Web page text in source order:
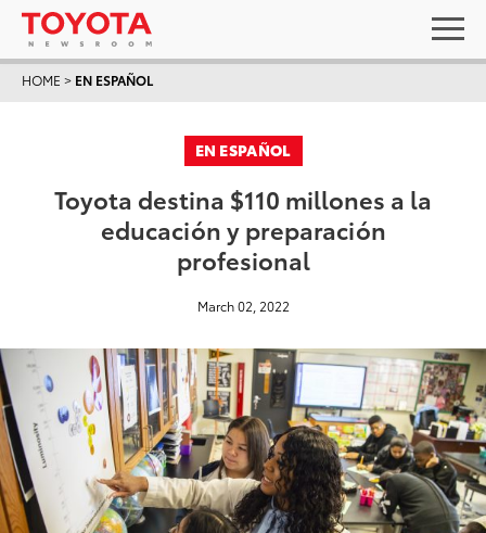
HOME > EN ESPAÑOL
EN ESPAÑOL
Toyota destina $110 millones a la
educación y preparación
profesional
March 02, 2022